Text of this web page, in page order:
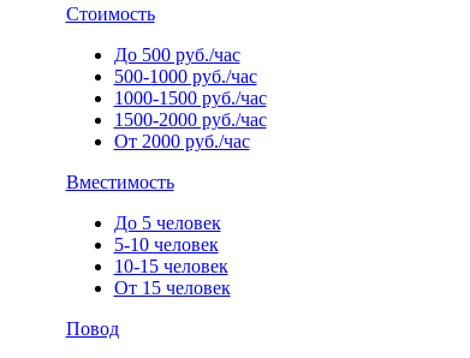
Стоимость
До 500 руб./час
500-1000 руб./час
1000-1500 руб./час
1500-2000 руб./час
От 2000 руб./час
Вместимость
До 5 человек
5-10 человек
10-15 человек
От 15 человек
Повод